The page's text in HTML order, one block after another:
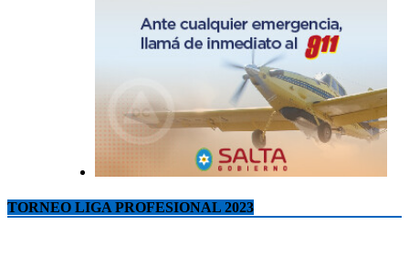
TORNEO LIGA PROFESIONAL 2023